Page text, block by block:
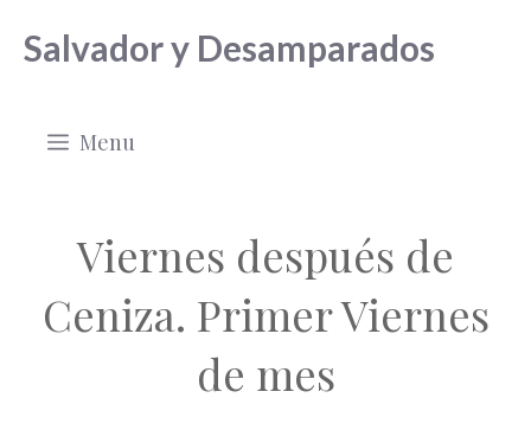
Salvador y Desamparados
Menu
Viernes después de
Ceniza. Primer Viernes
de mes